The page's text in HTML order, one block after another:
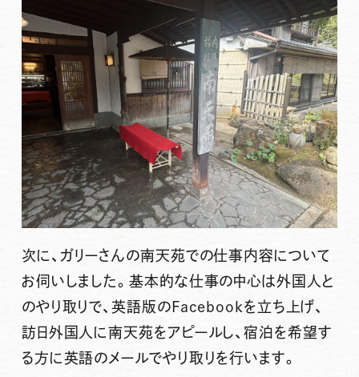
次に、ガリーさんの南天苑での仕事内容について
お伺いしました。基本的な仕事の中心は外国人と
のやり取りで、英語版のFacebookを立ち上げ、
訪日外国人に南天苑をアピールし、宿泊を希望す
る方に英語のメールでやり取りを行います。